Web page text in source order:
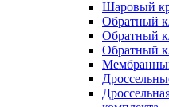
Шаровый
Обратный
Обратный
Обратный